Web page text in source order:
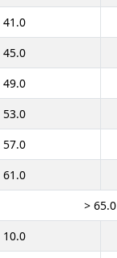
41.0
45.0
49.0
53.0
57.0
61.0
> 65.0
10.0